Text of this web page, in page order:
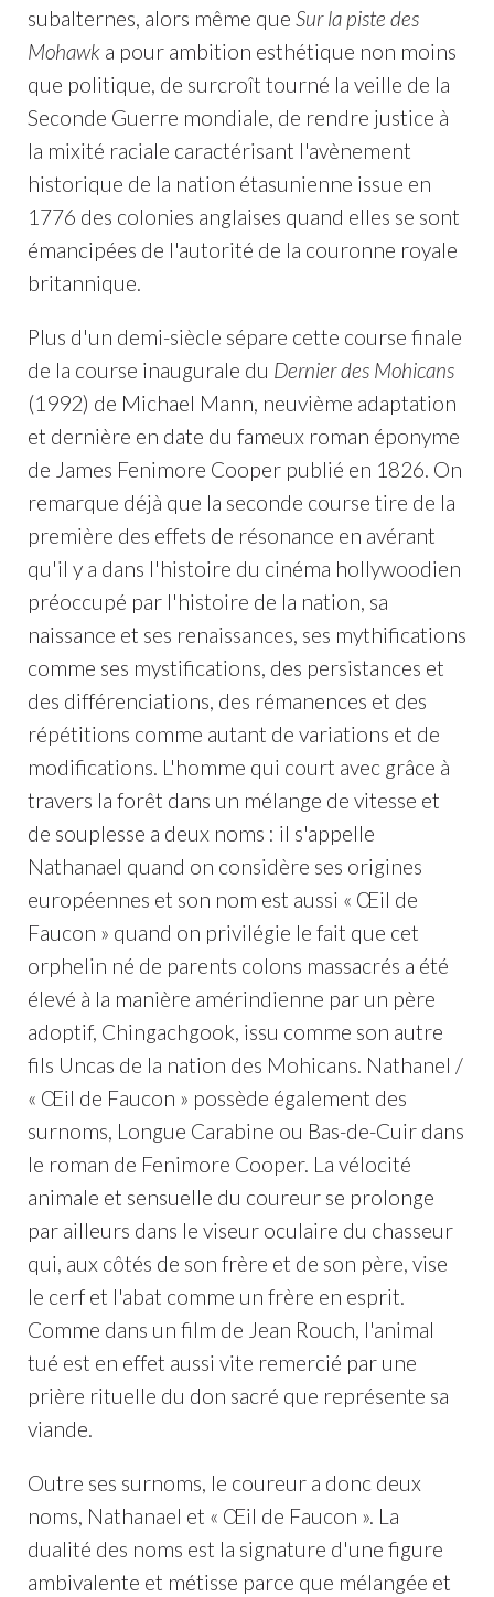
subalternes, alors même que Sur la piste des
Mohawka pour ambition esthétique non moins
que politique, de surcroît tourné la veille de la
Seconde Guerre mondiale, de rendre justice à
la mixité raciale caractérisant l'avènement
historique de la nation étasunienne issue en
1776 des colonies anglaises quand elles se sont
émancipées de l'autorité de la couronne royale
britannique.
Plus d'un demi-siècle sépare cette course finale
de la course inaugurale du Dernier des Mohicans
(1992) de Michael Mann, neuvième adaptation
et dernière en date du fameux roman éponyme
de James Fenimore Cooper publié en 1826. On
remarque déjà que la seconde course tire de la
première des effets de résonance en avérant
qu'il y a dans l'histoire du cinéma hollywoodien
préoccupé par l'histoire de la nation, sa
naissance et ses renaissances, ses mythifications
comme ses mystifications, des persistances et
des différenciations, des rémanences et des
répétitions comme autant de variations et de
modifications. L'homme qui court avec grâce à
travers la forêt dans un mélange de vitesse et
de souplesse a deux noms : il s'appelle
Nathanael quand on considère ses origines
européennes et son nom est aussi « Œil de
Faucon » quand on privilégie le fait que cet
orphelin né de parents colons massacrés a été
élevé à la manière amérindienne par un père
adoptif, Chingachgook, issu comme son autre
fils Uncas de la nation des Mohicans. Nathanel /
« Œil de Faucon » possède également des
surnoms, Longue Carabine ou Bas-de-Cuir dans
le roman de Fenimore Cooper. La vélocité
animale et sensuelle du coureur se prolonge
par ailleurs dans le viseur oculaire du chasseur
qui, aux côtés de son frère et de son père, vise
le cerf et l'abat comme un frère en esprit.
Comme dans un film de Jean Rouch, l'animal
tué est en effet aussi vite remercié par une
prière rituelle du don sacré que représente sa
viande.
Outre ses surnoms, le coureur a donc deux
noms, Nathanael et « Œil de Faucon ». La
dualité des noms est la signature d'une figure
ambivalente et métisse parce que mélangée et